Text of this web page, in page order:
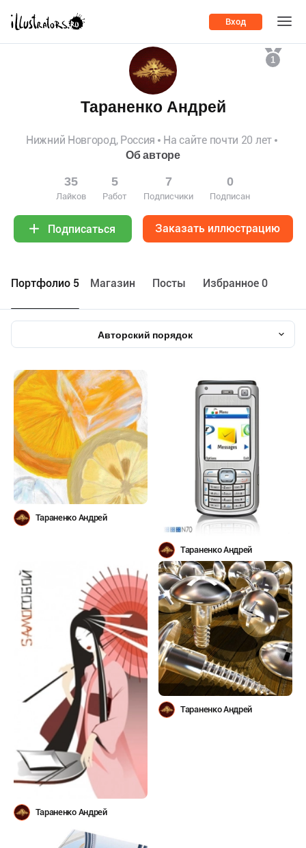
Вход
1
Тараненко Андрей
Нижний Новгород, Россия
На сайте почти 20 лет
Об авторе
35
Лайков
5
Работ
7
Подписчики
0
Подписан
Подписаться Заказать иллюстрацию
Портфолио 5 Maгазин Посты Избранное 0
Авторский порядок
Тараненко Андрей
Тараненко Андрей
Тараненко Андрей
Тараненко Андрей